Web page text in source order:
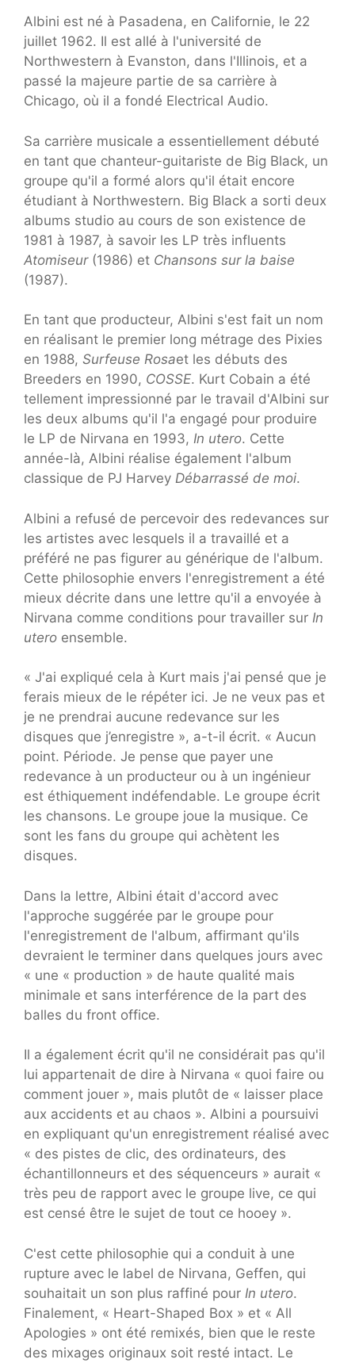
Albini est né à Pasadena, en Californie, le 22
juillet 1962. Il est allé à l'université de
Northwestern à Evanston, dans l'Illinois, et a
passé la majeure partie de sa carrière à
Chicago, où il a fondé Electrical Audio.
Sa carrière musicale a essentiellement débuté
en tant que chanteur-guitariste de Big Black, un
groupe qu'il a formé alors qu'il était encore
étudiant à Northwestern. Big Black a sorti deux
albums studio au cours de son existence de
1981 à 1987, à savoir les LP très influents
Atomiseur(1986) et Chansons sur la baise
(1987).
En tant que producteur, Albini s'est fait un nom
en réalisant le premier long métrage des Pixies
en 1988, Surfeuse Rosaet les débuts des
Breeders en 1990, COSSE. Kurt Cobain a été
tellement impressionné par le travail d'Albini sur
les deux albums qu'il l'a engagé pour produire
le LP de Nirvana en 1993, In utero. Cette
année-là, Albini réalise également l'album
classique de PJ Harvey Débarrassé de moi.
Albini a refusé de percevoir des redevances sur
les artistes avec lesquels il a travaillé et a
préféré ne pas figurer au générique de l'album.
Cette philosophie envers l'enregistrement a été
mieux décrite dans une lettre qu'il a envoyée à
Nirvana comme conditions pour travailler sur In
utero ensemble.
« J'ai expliqué cela à Kurt mais j'ai pensé que je
ferais mieux de le répéter ici. Je ne veux pas et
je ne prendrai aucune redevance sur les
disques que j’enregistre », a-t-il écrit. « Aucun
point. Période. Je pense que payer une
redevance à un producteur ou à un ingénieur
est éthiquement indéfendable. Le groupe écrit
les chansons. Le groupe joue la musique. Ce
sont les fans du groupe qui achètent les
disques.
Dans la lettre, Albini était d'accord avec
l'approche suggérée par le groupe pour
l'enregistrement de l'album, affirmant qu'ils
devraient le terminer dans quelques jours avec
« une « production » de haute qualité mais
minimale et sans interférence de la part des
balles du front office.
Il a également écrit qu'il ne considérait pas qu'il
lui appartenait de dire à Nirvana « quoi faire ou
comment jouer », mais plutôt de « laisser place
aux accidents et au chaos ». Albini a poursuivi
en expliquant qu'un enregistrement réalisé avec
« des pistes de clic, des ordinateurs, des
échantillonneurs et des séquenceurs » aurait «
très peu de rapport avec le groupe live, ce qui
est censé être le sujet de tout ce hooey ».
C'est cette philosophie qui a conduit à une
rupture avec le label de Nirvana, Geffen, qui
souhaitait un son plus raffiné pour In utero.
Finalement, « Heart-Shaped Box » et « All
Apologies » ont été remixés, bien que le reste
des mixages originaux soit resté intact. Le